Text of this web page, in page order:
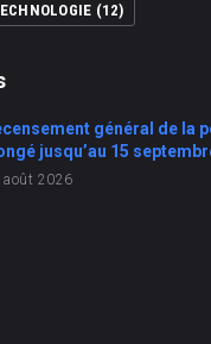
(12)
général de la
jusqu’au 15
août 2026